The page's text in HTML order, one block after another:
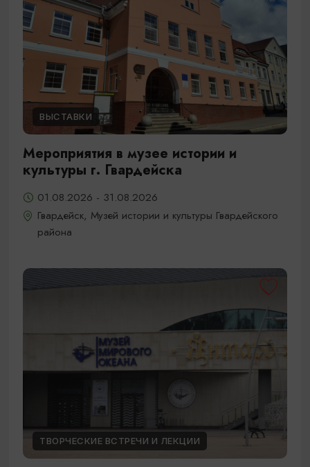
ВЫСТАВКИ
Мероприятия в музее истории и
культуры г. Гвардейска
01.08.2026 - 31.08.2026
Гвардейск, Музей истории и культуры Гвардейского
района
ТВОРЧЕСКИЕ ВСТРЕЧИ И ЛЕКЦИИ